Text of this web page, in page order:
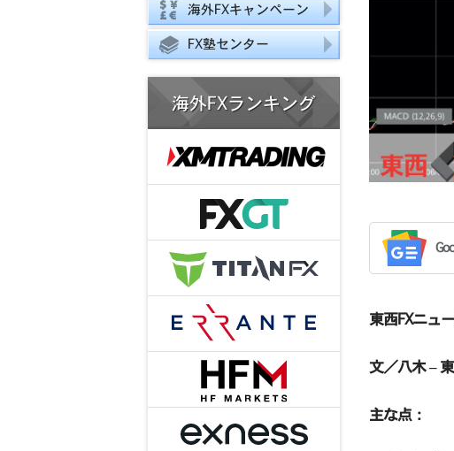
海外FXキャンペーン
FX塾センター
海外FXランキング
東西FXニュ
文／八木 –
主な点：